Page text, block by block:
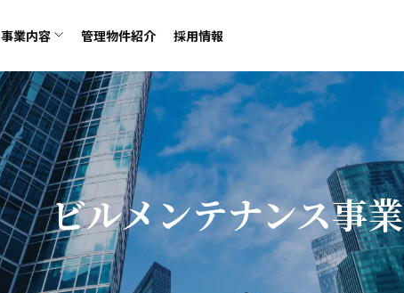
事業内容 管理物件紹介 採用情報
ビルメンテナンス事業